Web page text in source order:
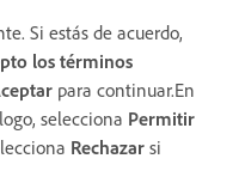
Si estás de acuerdo,
los términos
para continuar.En
selecciona Permitir
Rechazar si